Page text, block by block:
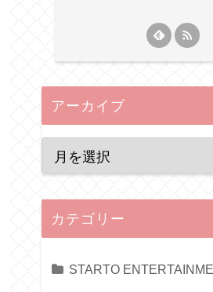
アーカイブ
カテゴリー
STARTO